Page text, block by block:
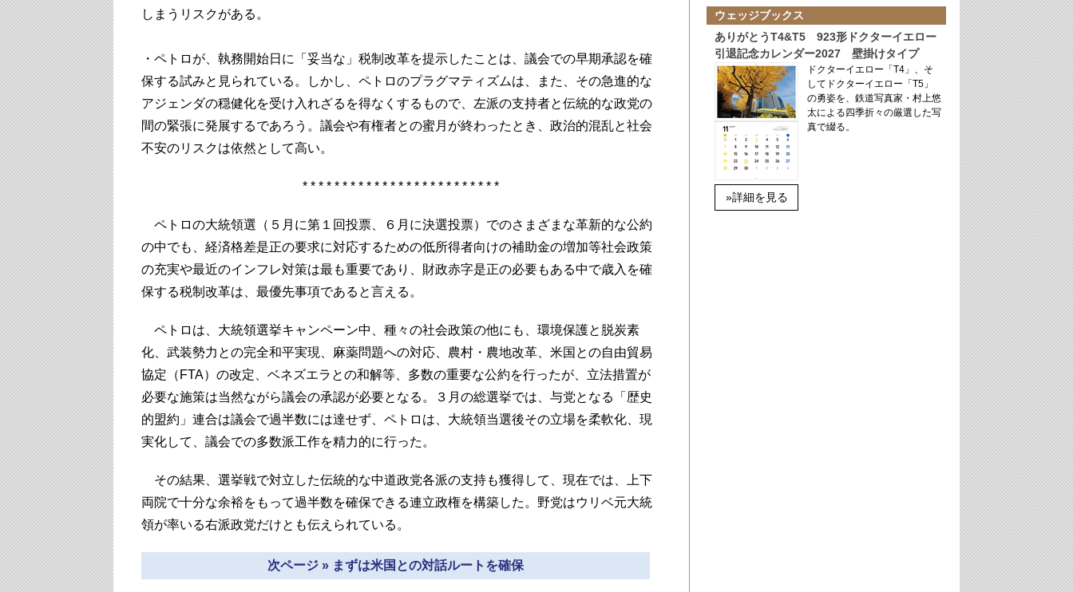
しまうリスクがある。
・ペトロが、執務開始日に「妥当な」税制改革を提示したことは、議会での早期承認を確
保する試みと見られている。しかし、ペトロのプラグマティズムは、また、その急進的な
アジェンダの穏健化を受け入れざるを得なくするもので、左派の支持者と伝統的な政党の
間の緊張に発展するであろう。議会や有権者との蜜月が終わったとき、政治的混乱と社会
不安のリスクは依然として高い。
* * * * * * * * * * * * * * * * * * * * * * * * *
ペトロの大統領選（５月に第１回投票、６月に決選投票）でのさまざまな革新的な公約
の中でも、経済格差是正の要求に対応するための低所得者向けの補助金の増加等社会政策
の充実や最近のインフレ対策は最も重要であり、財政赤字是正の必要もある中で歳入を確
保する税制改革は、最優先事項であると言える。
ペトロは、大統領選挙キャンペーン中、種々の社会政策の他にも、環境保護と脱炭素
化、武装勢力との完全和平実現、麻薬問題への対応、農村・農地改革、米国との自由貿易
協定（FTA）の改定、ベネズエラとの和解等、多数の重要な公約を行ったが、立法措置が
必要な施策は当然ながら議会の承認が必要となる。３月の総選挙では、与党となる「歴史
的盟約」連合は議会で過半数には達せず、ペトロは、大統領当選後その立場を柔軟化、現
実化して、議会での多数派工作を精力的に行った。
その結果、選挙戦で対立した伝統的な中道政党各派の支持も獲得して、現在では、上下
両院で十分な余裕をもって過半数を確保できる連立政権を構築した。野党はウリベ元大統
領が率いる右派政党だけとも伝えられている。
次ページ » まずは米国との対話ルートを確保
ウェッジブックス
ありがとうT4&T5 923形ドクターイエロー
引退記念カレンダー2027 壁掛けタイプ
»詳細を見る
ドクターイエロー「T4」、そ
してドクターイエロー「T5」
の勇姿を、鉄道写真家・村上悠
太による四季折々の厳選した写
真で綴る。